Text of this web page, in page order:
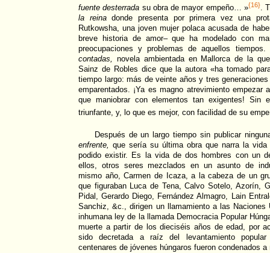
fuente desterrada su obra de mayor empeño… »{16}.
la reinadonde presenta por primera vez una
Rutkowsha, una joven mujer polaca acusada de
breve historia de amor– que ha modelado con
preocupaciones y problemas de aquellos
contadas, novela ambientada en Mallorca de la
Sainz de Robles dice que la autora «ha tomado
tiempo largo: más de veinte años y tres
emparentados. ¡Ya es magno atrevimiento empezar
que maniobrar con elementos tan exigentes! Sin
triunfante, y, lo que es mejor, con facilidad de su
Después de un largo tiempo sin publicar
enfrente, que sería su última obra que narra la
podido existir. Es la vida de dos hombres con un
ellos, otros seres mezclados en un asunto de
mismo año, Carmen de Icaza, a la cabeza de un
que figuraban Luca de Tena, Calvo Sotelo, Azorín,
Pidal, Gerardo Diego, Fernández Almagro, Lain
Sanchiz, &c., dirigen un llamamiento a las Naciones
inhumana ley de la llamada Democracia Popular
muerte a partir de los dieciséis años de edad, por
sido decretada a raíz del levantamiento
centenares de jóvenes húngaros fueron condenados a